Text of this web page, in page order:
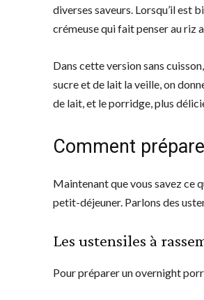
diverses saveurs. Lorsqu’il est
crémeuse qui fait penser au riz
Dans cette version sans
sucre et de lait la veille, on
de lait, et le porridge, plus
Comment
Maintenant que vous savez ce
petit-déjeuner. Parlons des
Les ustensiles à
Pour préparer un overnight